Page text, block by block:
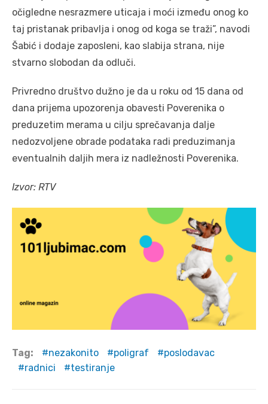
očigledne nesrazmere uticaja i moći između onog ko
taj pristanak pribavlja i onog od koga se traži”, navodi
Šabić i dodaje zaposleni, kao slabija strana, nije
stvarno slobodan da odluči.
Privredno društvo dužno je da u roku od 15 dana od
dana prijema upozorenja obavesti Poverenika o
preduzetim merama u cilju sprečavanja dalje
nedozvoljene obrade podataka radi preduzimanja
eventualnih daljih mera iz nadležnosti Poverenika.
Izvor: RTV
Tag: nezakonito poligraf
poslodavac
radnici
testiranje